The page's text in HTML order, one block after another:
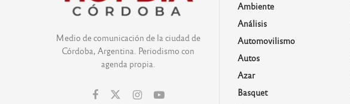
Medio de comunicación de la ciudad de
Córdoba, Argentina. Periodismo con
agenda propia.
Ambiente
Análisis
Automovilismo
Autos
Azar
Basquet